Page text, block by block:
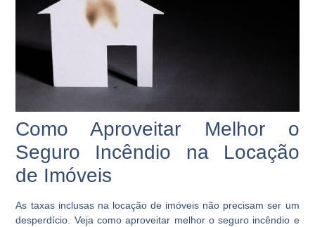
Como Aproveitar Melhor o
Seguro Incêndio na Locação
de Imóveis
As taxas inclusas na locação de imóveis não precisam ser um
desperdício. Veja como aproveitar melhor o seguro incêndio e